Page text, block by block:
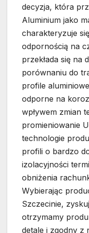
decyzja, która
Aluminium jako
charakteryzuje
odpornością na
przekłada się na
porównaniu do
profile
odporne na
wpływem zmian
promieniowanie
technologie
profili o bardzo
izolacyjności
obniżenia
Wybierając
Szczecinie,
otrzymamy
detale i zgodny z